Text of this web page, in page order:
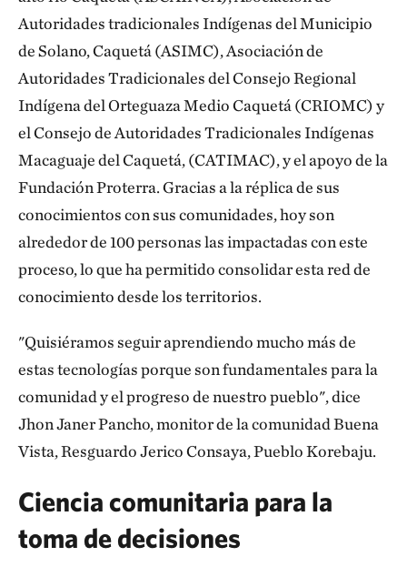
Autoridades tradicionales Indígenas del Municipio
de Solano, Caquetá (ASIMC), Asociación de
Autoridades Tradicionales del Consejo Regional
Indígena del Orteguaza Medio Caquetá (CRIOMC) y
el Consejo de Autoridades Tradicionales Indígenas
Macaguaje del Caquetá, (CATIMAC), y el apoyo de la
Fundación Proterra. Gracias a la réplica de sus
conocimientos con sus comunidades, hoy son
alrededor de 100 personas las impactadas con este
proceso, lo que ha permitido consolidar esta red de
conocimiento desde los territorios.
"Quisiéramos seguir aprendiendo mucho más de
estas tecnologías porque son fundamentales para la
comunidad y el progreso de nuestro pueblo", dice
Jhon Janer Pancho, monitor de la comunidad Buena
Vista, Resguardo Jerico Consaya, Pueblo Korebaju.
Ciencia comunitaria para la
toma de decisiones